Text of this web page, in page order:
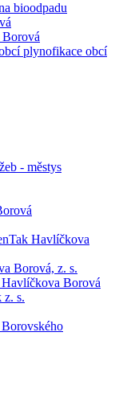
bioodpadu
Borová
plynofikace obcí
- městys
Havlíčkova
Borová, z. s.
Borová
z. s.